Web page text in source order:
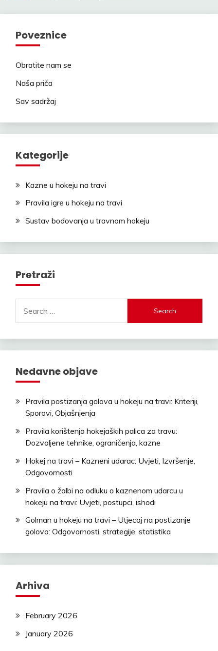
Poveznice
Obratite nam se
Naša priča
Sav sadržaj
Kategorije
Kazne u hokeju na travi
Pravila igre u hokeju na travi
Sustav bodovanja u travnom hokeju
Pretraži
for:
Nedavne objave
Pravila postizanja golova u hokeju na travi: Kriteriji,
Sporovi, Objašnjenja
Pravila korištenja hokejaških palica za travu:
Dozvoljene tehnike, ograničenja, kazne
Hokej na travi – Kazneni udarac: Uvjeti, Izvršenje,
Odgovornosti
Pravila o žalbi na odluku o kaznenom udarcu u
hokeju na travi: Uvjeti, postupci, ishodi
Golman u hokeju na travi – Utjecaj na postizanje
golova: Odgovornosti, strategije, statistika
Arhiva
February 2026
January 2026